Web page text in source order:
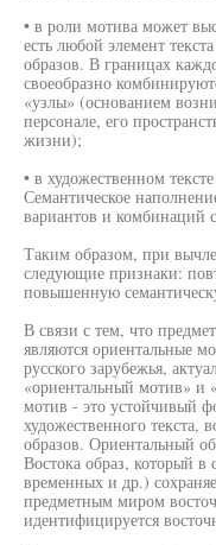
• в роли мотива может
есть любой элемент
образов. В границах
своеобразно
«узлы» (основанием
персонале, его
жизни);
• в художественном
Семантическое
вариантов и комбинаций
Таким образом, при
следующие признаки:
повышенную
В связи с тем, что
являются ориентальные
русского зарубежья,
«ориентальный мотив» и
мотив - это устойчивый
художественного
образов. Ориентальный
Востока образ, который
временных и др.)
предметным миром
идентифицируется